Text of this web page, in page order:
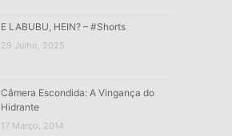
E LABUBU, HEIN? – #Shorts
29 Julho, 2025
Câmera Escondida: A Vingança do
Hidrante
17 Março, 2014